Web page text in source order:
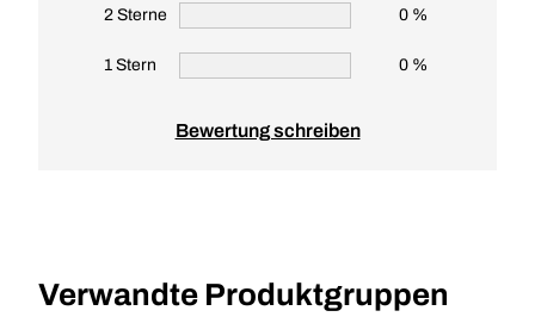
2 Sterne 0 %
1 Stern 0 %
Bewertung schreiben
Verwandte Produktgruppen